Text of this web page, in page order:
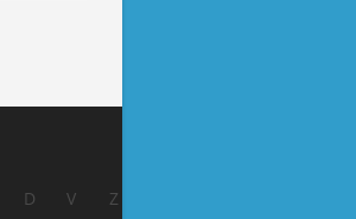
D V Z